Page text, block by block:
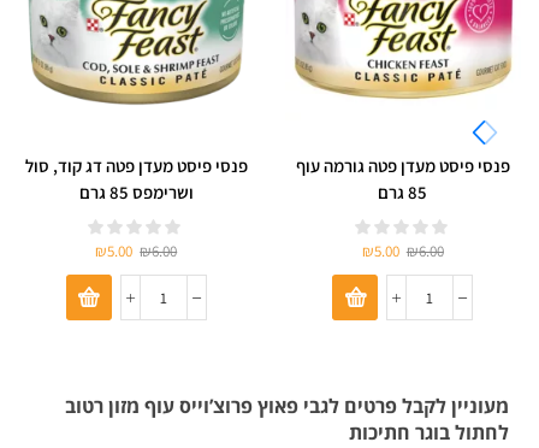
פנסי פיסט מעדן פטה גורמה עוף
85 גרם
₪6.00
₪5.00
פנסי פיסט מעדן פטה דג קוד, סול
ושרימפס 85 גרם
₪6.00
₪5.00
מעוניין לקבל פרטים לגבי פאוץ פרוצ’וייס עוף מזון רטוב
לחתול בוגר חתיכות